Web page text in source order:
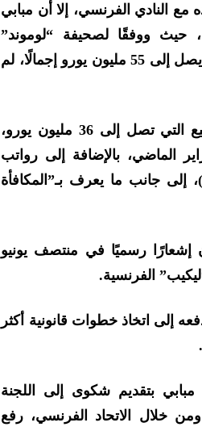
النادي الفرنسي، إلا أن مبابي
حيث ووفقًا لصحيفة “لوموند”
الفرنسية، فإن اللاعب يطالب النادي الباريسي بمبلغ يصل إلى 55 مليون يورو إجمالًا، لم
ويشمل هذا المبلغ الدفعة الأخيرة من مكافأة التوقيع التي تصل إلى 36 مليون يورو،
الماضي، بالإضافة إلى رواتب
إلى جانب ما يعرف بـ”المكافأة
إشعارًا رسميًا في منتصف يونيو
الفرنسية.
إلى اتخاذ خطوات قانونية أكثر
بتقديم شكوى إلى اللجنة
ومن خلال الاتحاد الفرنسي، رفع